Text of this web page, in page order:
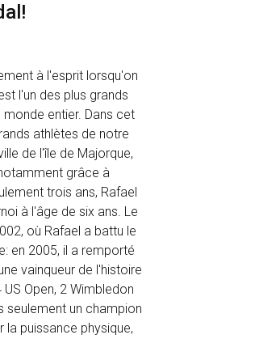
à l'esprit lorsqu'on
l'un des plus grands
entier. Dans cet
athlètes de notre
de l'île de Majorque,
grâce à
trois ans, Rafael
à l'âge de six ans. Le
où Rafael a battu le
en 2005, il a remporté
vainqueur de l'histoire
Open, 2 Wimbledon
seulement un champion
la puissance physique,